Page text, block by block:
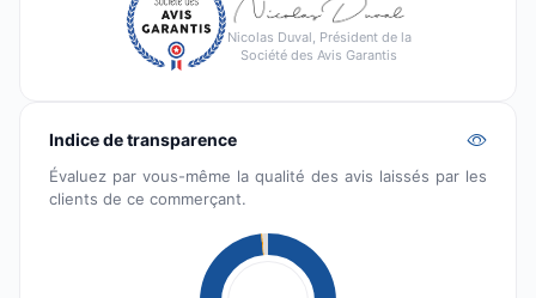
Nicolas Duval, Président de la
Société des Avis Garantis
Indice de transparence
Évaluez par vous-même la qualité des avis laissés par les
clients de ce commerçant.